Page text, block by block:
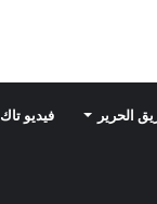
الحرير فيديو تاك